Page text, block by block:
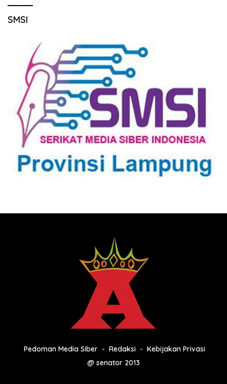
SMSI
Pedoman Media Siber Redaksi
Kebijakan Privasi
@ senator 2013